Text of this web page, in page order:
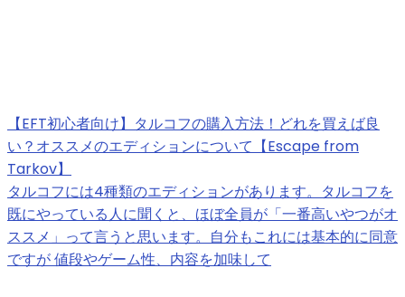
【EFT初心者向け】タルコフの購入方法！どれを買えば良
い？オススメのエディションについて【Escape from
Tarkov】
タルコフには4種類のエディションがあります。タルコフを
既にやっている人に聞くと、ほぼ全員が「一番高いやつがオ
ススメ」って言うと思います。自分もこれには基本的に同意
ですが 値段やゲーム性、内容を加味して